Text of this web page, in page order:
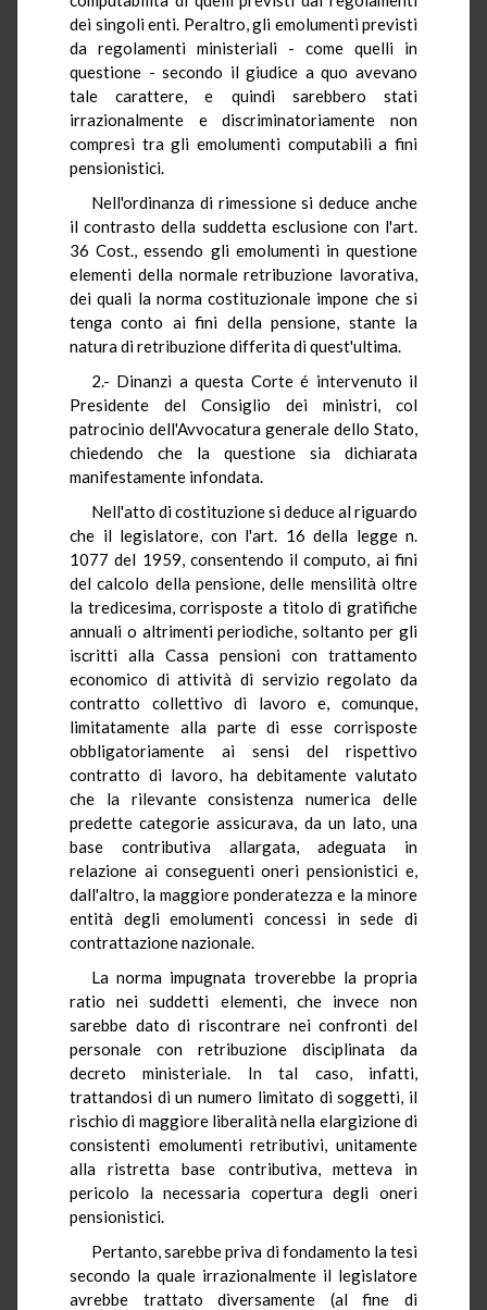
dei singoli enti. Peraltro, gli emolumenti previsti
da regolamenti ministeriali - come quelli in
questione - secondo il giudice a quo avevano
tale carattere, e quindi sarebbero stati
irrazionalmente e discriminatoriamente non
compresi tra gli emolumenti computabili a fini
pensionistici.
Nell'ordinanza di rimessione si deduce anche
il contrasto della suddetta esclusione con l'art.
36 Cost., essendo gli emolumenti in questione
elementi della normale retribuzione lavorativa,
dei quali la norma costituzionale impone che si
tenga conto ai fini della pensione, stante la
natura di retribuzione differita di quest'ultima.
2.- Dinanzi a questa Corte é intervenuto il
Presidente del Consiglio dei ministri, col
patrocinio dell'Avvocatura generale dello Stato,
chiedendo che la questione sia dichiarata
manifestamente infondata.
Nell'atto di costituzione si deduce al riguardo
che il legislatore, con l'art. 16 della legge n.
1077 del 1959, consentendo il computo, ai fini
del calcolo della pensione, delle mensilità oltre
la tredicesima, corrisposte a titolo di gratifiche
annuali o altrimenti periodiche, soltanto per gli
iscritti alla Cassa pensioni con trattamento
economico di attività di servizio regolato da
contratto collettivo di lavoro e, comunque,
limitatamente alla parte di esse corrisposte
obbligatoriamente ai sensi del rispettivo
contratto di lavoro, ha debitamente valutato
che la rilevante consistenza numerica delle
predette categorie assicurava, da un lato, una
base contributiva allargata, adeguata in
relazione ai conseguenti oneri pensionistici e,
dall'altro, la maggiore ponderatezza e la minore
entità degli emolumenti concessi in sede di
contrattazione nazionale.
La norma impugnata troverebbe la propria
ratio nei suddetti elementi, che invece non
sarebbe dato di riscontrare nei confronti del
personale con retribuzione disciplinata da
decreto ministeriale. In tal caso, infatti,
trattandosi di un numero limitato di soggetti, il
rischio di maggiore liberalità nella elargizione di
consistenti emolumenti retributivi, unitamente
alla ristretta base contributiva, metteva in
pericolo la necessaria copertura degli oneri
pensionistici.
Pertanto, sarebbe priva di fondamento la tesi
secondo la quale irrazionalmente il legislatore
avrebbe trattato diversamente (al fine di